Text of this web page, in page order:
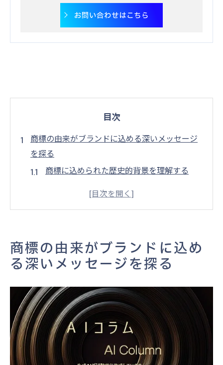
お問い合わせはこちら
目次
商標の由来がブランドに込める深いメッセージ
を探る
商標に込められた歴史的背景を理解する
ブランド名の変遷とその意味
商標選定の際のクリエイティブプロセス
商標選定で成功するための重要ポイントとは
市場調査が商標選定に与える影響
消費者視点からの商標評価
法的観点からの商標選定の重要性
商標の国際的な適用性とその課題
商標選定におけるブランディング戦略
商標の由来がブランドに込め
る深いメッセージを探る